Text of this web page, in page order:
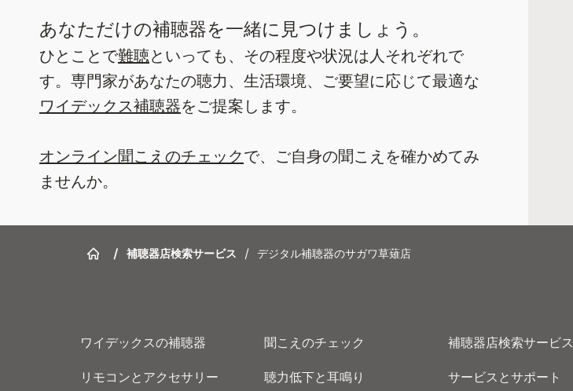
あなただけの補聴器を一緒に見つけましょう。
ひとことで難聴といっても、その程度や状況は人それぞれで
す。専門家があなたの聴力、生活環境、ご要望に応じて最適な
ワイデックス補聴器をご提案します。
オンライン聞こえのチェックで、ご自身の聞こえを確かめてみ
ませんか。
/ 補聴器店検索サービス / デジタル補聴器のサガワ草薙店
ワイデックスの補聴器
リモコンとアクセサリー
聞こえのチェック
聴力低下と耳鳴り
補聴器店検索サービス
サービスとサポート